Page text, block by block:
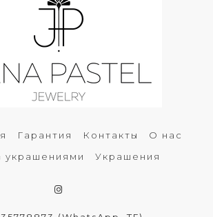
Гарантия Контакты
О нас
украшениями
Украшения